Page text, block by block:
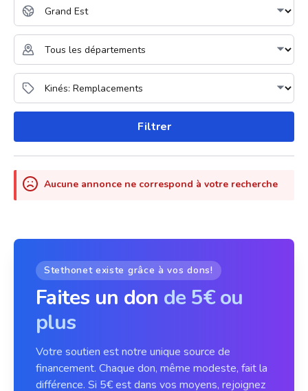
Filtrer
Aucune annonce ne correspond à votre recherche
Stethonet existe grâce à vos dons!
Faites un don de 5€ ou
plus
Votre soutien est notre unique source de
financement. Chaque don, même modeste, fait la
différence. Si 5€ est dans vos moyens, rejoignez